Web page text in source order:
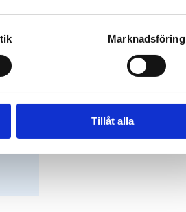
Marknadsföring
Tillåt alla